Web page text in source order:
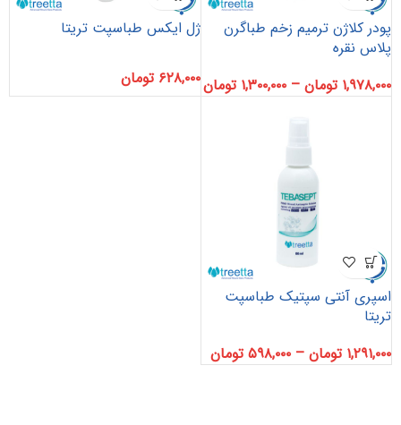
پودر کلاژن ترمیم زخم طباگرن
پلاس نقره
۱,۹۷۸,۰۰۰ تومان – ۱,۳۰۰,۰۰۰ تومان
ژل ایکس طباسپت تریتا
۶۲۸,۰۰۰ تومان
اسپری آنتی سپتیک طباسپت
تریتا
۱,۲۹۱,۰۰۰ تومان – ۵۹۸,۰۰۰ تومان